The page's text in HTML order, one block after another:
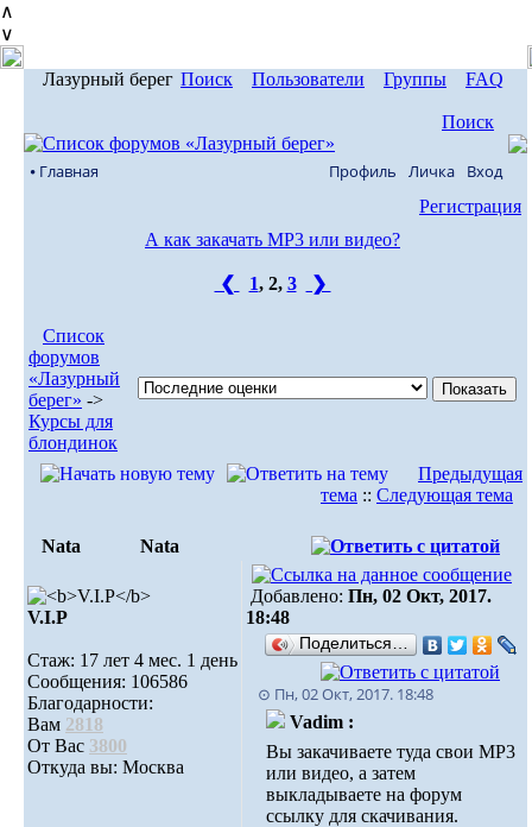
∧
∨
Лазурный берег Поиск Пользователи Группы FAQ
Поиск
⦁ Главная Профиль Личка Вход
Регистрация
А как закачать MP3 или видео?
❮ 1, 2, 3 ❯
Список
форумов
«Лазурный
берег» ->
Курсы для
блондинок
Предыдущая
тема :: Следующая тема
Nata Nata
V.I.Р
Стаж: 17 лет 4 мес. 1 день
Сообщения: 106586
Благодарности:
Вам 2818
От Вас 3800
Откуда вы: Москва
Добавлено: Пн, 02 Окт, 2017.
18:48
Поделиться…
⊙ Пн, 02 Окт, 2017. 18:48
Vadim :
Вы закачиваете туда свои MP3
или видео, а затем
выкладываете на форум
ссылку для скачивания.